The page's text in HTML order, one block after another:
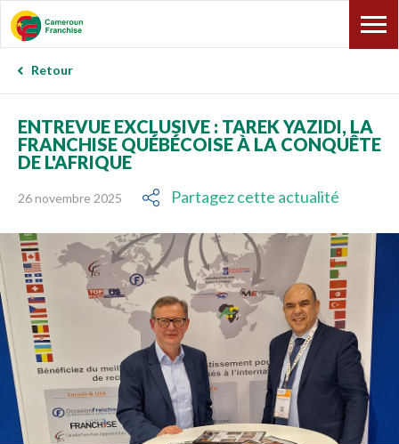
Retour
ENTREVUE EXCLUSIVE : TAREK YAZIDI, LA
FRANCHISE QUÉBÉCOISE À LA CONQUÊTE
DE L'AFRIQUE
26 novembre 2025 Partagez cette actualité